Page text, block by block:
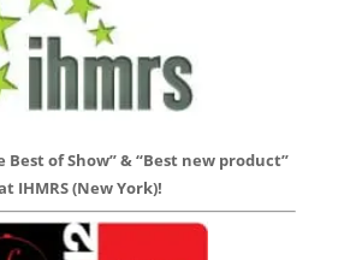
Best of Show” & “Best new product”
IHMRS (New York)!